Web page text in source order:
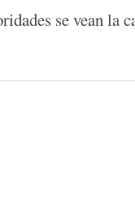
se vean la